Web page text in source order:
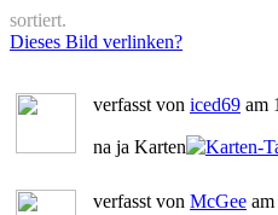
sortiert.
Dieses Bild verlinken?
verfasst von iced69 am
na ja Karten
verfasst von McGee